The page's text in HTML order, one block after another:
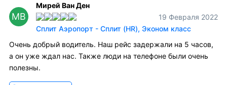
МВ
Мирей Ван Ден
19 Февраля 2022
Сплит Аэропорт - Сплит (HR), Эконом класс
Очень добрый водитель. Наш рейс задержали на 5 часов,
а он уже ждал нас. Также люди на телефоне были очень
полезны.